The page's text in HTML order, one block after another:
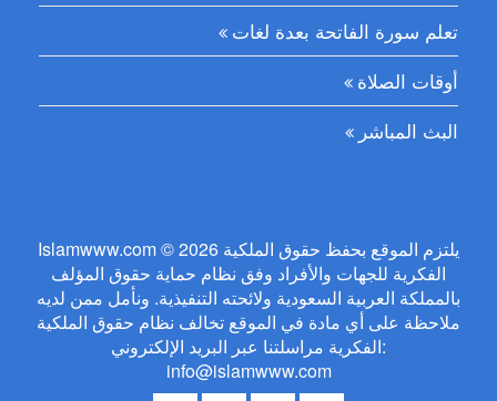
تعلم سورة الفاتحة بعدة لغات
أوقات الصلاة
البث المباشر
Islamwww.com © 2026 يلتزم الموقع بحفظ حقوق الملكية
الفكرية للجهات والأفراد وفق نظام حماية حقوق المؤلف
بالمملكة العربية السعودية ولائحته التنفيذية. ونأمل ممن لديه
ملاحظة على أي مادة في الموقع تخالف نظام حقوق الملكية
الفكرية مراسلتنا عبر البريد الإلكتروني:
info@islamwww.com